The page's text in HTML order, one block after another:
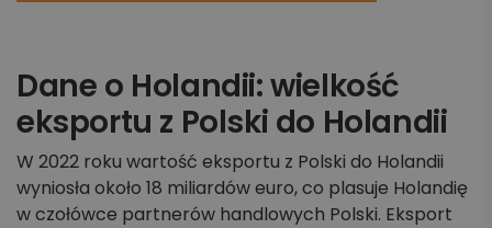
Dane o Holandii: wielkość
eksportu z Polski do Holandii
W 2022 roku wartość eksportu z Polski do Holandii
wyniosła około 18 miliardów euro, co plasuje Holandię
w czołówce partnerów handlowych Polski. Eksport